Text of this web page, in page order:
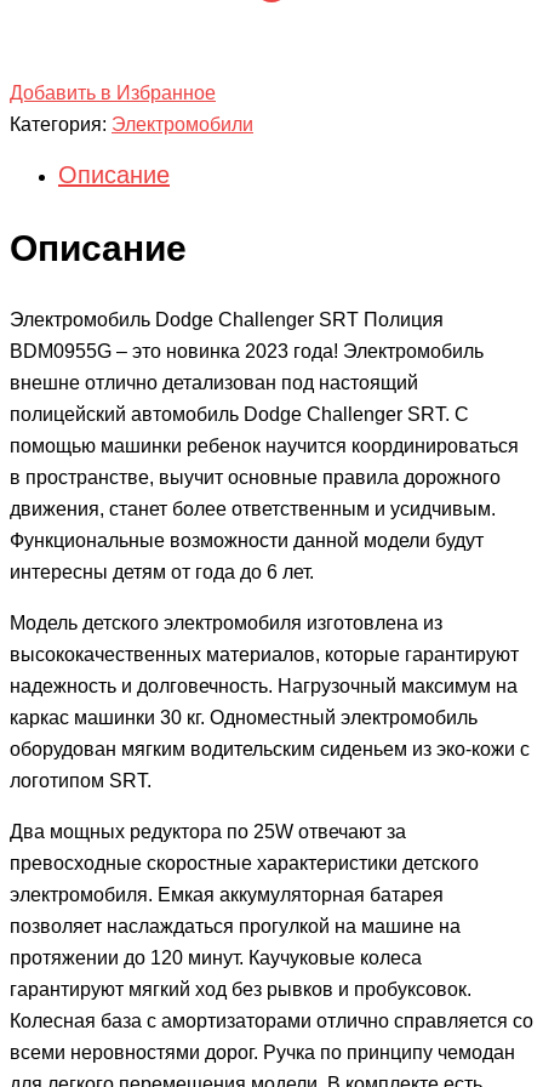
Добавить в Избранное
Категория: Электромобили
Описание
Описание
Электромобиль Dodge Challenger SRT Полиция
BDM0955G – это новинка 2023 года! Электромобиль
внешне отлично детализован под настоящий
полицейский автомобиль Dodge Challenger SRT. С
помощью машинки ребенок научится координироваться
в пространстве, выучит основные правила дорожного
движения, станет более ответственным и усидчивым.
Функциональные возможности данной модели будут
интересны детям от года до 6 лет.
Модель детского электромобиля изготовлена из
высококачественных материалов, которые гарантируют
надежность и долговечность. Нагрузочный максимум на
каркас машинки 30 кг. Одноместный электромобиль
оборудован мягким водительским сиденьем из эко-кожи с
логотипом SRT.
Два мощных редуктора по 25W отвечают за
превосходные скоростные характеристики детского
электромобиля. Емкая аккумуляторная батарея
позволяет наслаждаться прогулкой на машине на
протяжении до 120 минут. Каучуковые колеса
гарантируют мягкий ход без рывков и пробуксовок.
Колесная база с амортизаторами отлично справляется со
всеми неровностями дорог. Ручка по принципу чемодан